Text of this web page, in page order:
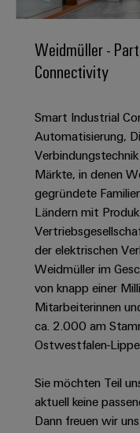
erlebbar
Datencenter
Lösungen
für
Rechenzentren
–
effizient,
zuverlässig,
skalierbar
Lösungen
und
Produkte
für
(ESS)
-
verteilung
Stabilität
DC-
Microgrids
u-
OS
Edge
Computing
Industrial
5G
Single
Pair
Ethernet
und
Feldebene
und
komponenten
und
-
Patchkabel
und
Kabel
SPS
Delivery
Service
Beratung
und
digitale
Planung
easyConnect
-
Ihre
Industrial
Service
Platform
Consulting
Digitales
Vertrieb uns
Info
für
unsere
Partner
Vertrieb
News
Newsletter
Anmeldung
Unternehmen
Weidmüller
Zahlen
und
Unser
Vorstand
Weidmüller
Academy
People
&
Culture
Compliance
Weidmüller
Welt
Karriere
Stellen
für
Für
Praktika
Neuanfang
für
Offene
für
Studierende
Weidmüller -
Connectivity
Smart Industrial
Automatisierung,
Märkte, in denen
gegründete
Ländern mit
der elektrischen
Weidmüller im
von knapp einer
Mitarbeiterinnen
ca. 2.000 am
Ostwestfalen-
Sie möchten Teil
aktuell keine
Dann freuen wir